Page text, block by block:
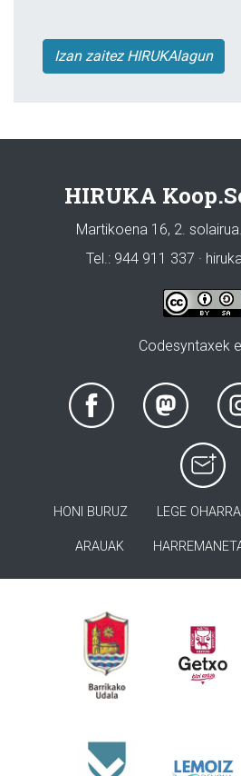
Izan zaitez HIRUKAlagun
HIRUKA
Martikoena 16, 2.
Tel.: 944 911 337 ·
Codesyntaxek
HONI BURUZ LEGE OHARRA
ARAUAK